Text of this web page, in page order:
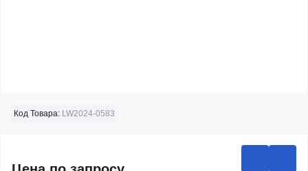
Код Товара: LW2024-0583